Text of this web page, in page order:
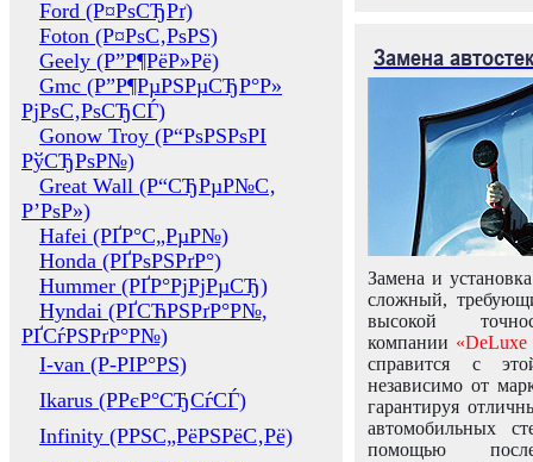
Ford (Р¤РѕСЂРґ)
Foton (Р¤РѕС‚РѕРЅ)
Geely (Р”Р¶РёР»Рё)
Gmc (Р”Р¶РµРЅРµСЂР°Р»
РјРѕС‚РѕСЂСЃ)
Gonow Troy (Р“РѕРЅРѕРІ
РўСЂРѕР№)
Great Wall (Р“СЂРµР№С‚
Р’РѕР»)
Hafei (РҐР°С„РµР№)
Honda (РҐРѕРЅРґР°)
Hummer (РҐР°РјРјРµСЂ)
Hyndai (РҐСЋРЅРґР°Р№,
РҐСѓРЅРґР°Р№)
I-van (Р-РІР°РЅ)
Ikarus (РРєР°СЂСѓСЃ)
Infinity (РРЅС„РёРЅРёС‚Рё)
Замена
Замена и
сложный,
высокой
компании «DeLuxe
справится с
независимо от
гарантируя
автомобильных
помощью